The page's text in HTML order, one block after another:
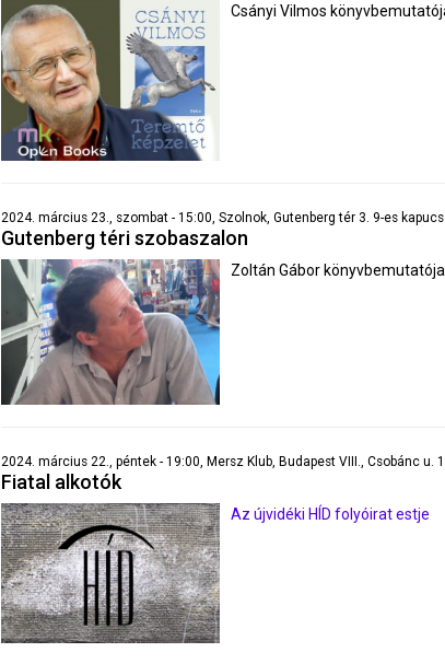
Csányi Vilmos
2024. március 23., szombat - 15:00, Szolnok, Gutenberg tér 3. 9-es
Gutenberg téri szobaszalon
Zoltán Gábor könyvbemutatója
2024. március 22., péntek - 19:00, Mersz Klub, Budapest VIII., Csobánc u.
Fiatal alkotók
Az újvidéki HÍD folyóirat estje